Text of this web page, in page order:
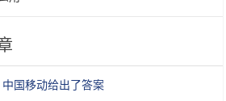
国移动给出了答案